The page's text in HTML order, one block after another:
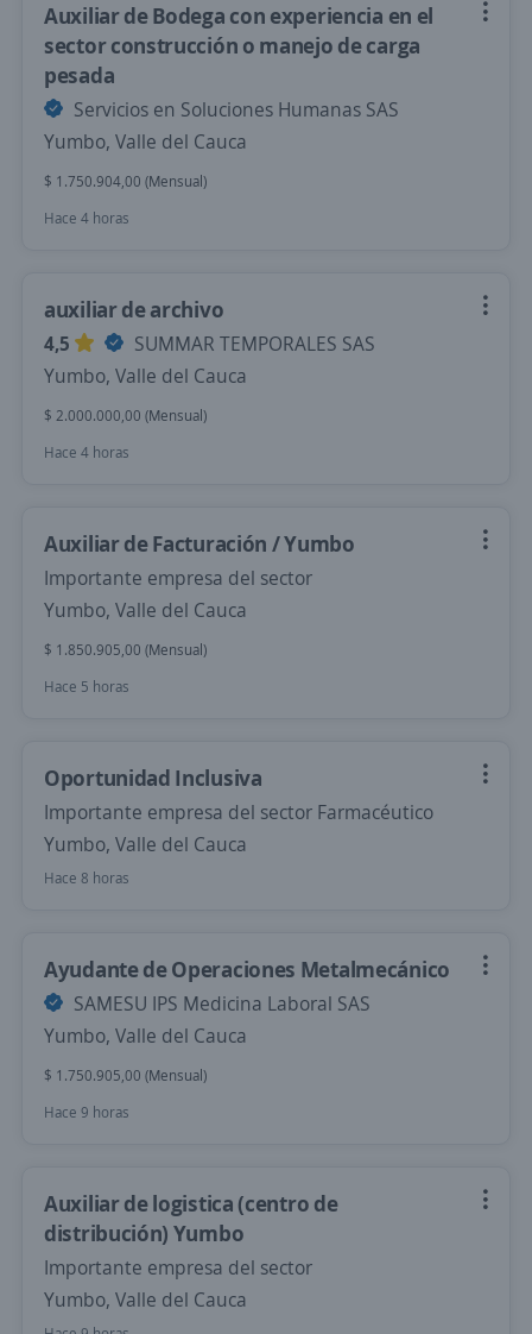
Auxiliar de Bodega con experiencia en el
sector construcción o manejo de carga
pesada
Servicios en Soluciones Humanas SAS
Yumbo, Valle del Cauca
$ 1.750.904,00 (Mensual)
Hace 4 horas
auxiliar de archivo
4,5
SUMMAR TEMPORALES SAS
Yumbo, Valle del Cauca
$ 2.000.000,00 (Mensual)
Hace 4 horas
Auxiliar de Facturación / Yumbo
Importante empresa del sector
Yumbo, Valle del Cauca
$ 1.850.905,00 (Mensual)
Hace 5 horas
Oportunidad Inclusiva
Importante empresa del sector Farmacéutico
Yumbo, Valle del Cauca
Hace 8 horas
Ayudante de Operaciones Metalmecánico
SAMESU IPS Medicina Laboral SAS
Yumbo, Valle del Cauca
$ 1.750.905,00 (Mensual)
Hace 9 horas
Auxiliar de logistica (centro de
distribución) Yumbo
Importante empresa del sector
Yumbo, Valle del Cauca